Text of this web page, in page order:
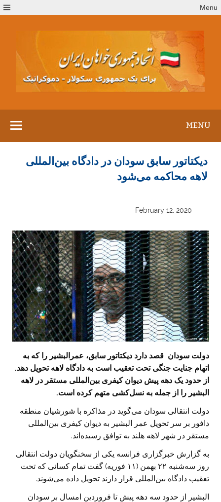
to
Menu
MENU
دیکتاتور سابق سودان در دادگاه بین‌المللی
لاهه محاکمه می‌شود
February 12, 2020
دولت سودان قصد دارد دیکتاتور سابق، عمرالبشیر را که به
اتهام جنایت جنگی تحت تعقیب است به دادگاه لاهه تحویل دهد.
از حدود یک دهه پیش دیوان کیفری بین‌المللی مستقر در لاهه
البشیر را از جمله به نسل‌کشی متهم کرده است.
دولت انتقالی سودان می‌گوید در مذاکره با شورشیان منطقه
دافور بر سر تحویل عمر البشیر به دیوان کیفری بین‌المللی
مستقر در شهر لاهه هلند به توافق رسیده‌اند.
به گزارش خبرگزاری فرانسه یکی از سخنگویان دولت انتقالی
روز سه‌شنبه ۲۲ بهمن (۱۱ فوریه) گفت تمام کسانی که تحت
تعقیب دادگاه بین‌المللی قرار دارند تحویل داده می‌شوند.
البشیر از حدود سه دهه پیش تا فروردین امسال بر سودان